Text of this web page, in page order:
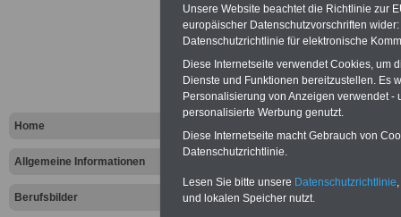
Home
Allgemeine Informationen
Berufsbilder
ZBW -
Wirtschaft
Vorteile für den öffentlichen
Vergleichen und sparen
Berufsunfähigkeitsabsicherung-
Krankenzusatzversicherung
Unsere Website beachtet die Richtlinie zur
europäischer Datenschutzvorschriften
Datenschutzrichtlinie für elektronische
Diese Internetseite verwendet Cookies, um
Dienste und Funktionen bereitzustellen. Es
Personalisierung von Anzeigen verwendet
personalisierte Werbung genutzt.
Diese Internetseite macht Gebrauch von
Datenschutzrichtlinie.
Lesen Sie bitte unsere Datenschutzrichtlinie
und lokalen Speicher nutzt.